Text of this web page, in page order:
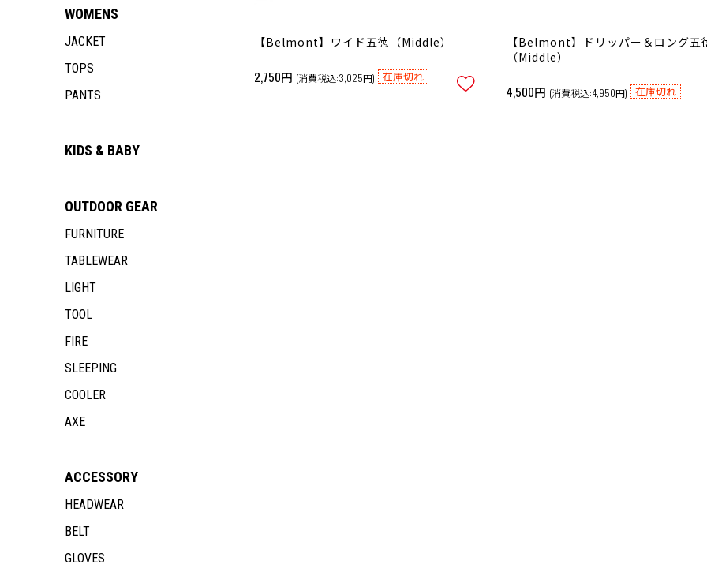
WOMENS
JACKET
TOPS
PANTS
KIDS & BABY
OUTDOOR GEAR
FURNITURE
TABLEWEAR
LIGHT
TOOL
FIRE
SLEEPING
COOLER
AXE
ACCESSORY
HEADWEAR
BELT
GLOVES
【Belmont】ワイド五徳（Middle）
2,750円 (消費税込:3,025円) 在庫切れ
【Belmont】ドリッパー＆ロング五
（Middle）
4,500円 (消費税込:4,950円) 在庫切れ